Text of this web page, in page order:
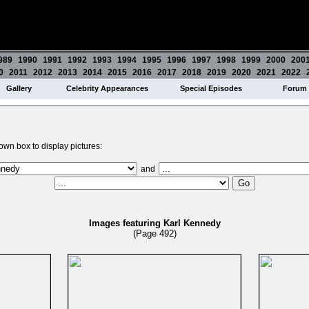
1990 1991 1992 1993 1994 1995 1996 1997 1998 1999 2000
2011 2012 2013 2014 2015 2016 2017 2018 2019 2020 2021 2022
Gallery Celebrity Appearances Special Episodes Forum
box to display pictures:
and
Images featuring Karl Kennedy
(Page 492)